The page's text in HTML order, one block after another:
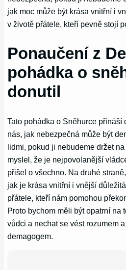
jak moc může být krása vnitřní i
v životě přátele, kteří pevně stojí
Ponaučení z
pohádka o
donutil
Tato pohádka o Sněhurce přináší
nás, jak nebezpečná může být
lidmi, pokud ji nebudeme držet
myslel, že je nejpovolanější
přišel o všechno. Na druhé
jak je krása vnitřní i vnější
přátele, kteří nám pomohou
Proto bychom měli být opatrní na
vůdci a nechat se vést rozumem
demagogem.